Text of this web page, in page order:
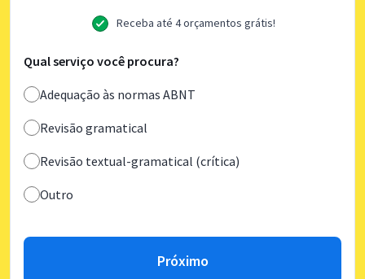
Receba até 4 orçamentos grátis!
Qual serviço você procura?
Adequação às normas ABNT
Revisão gramatical
Revisão textual-gramatical (crítica)
Outro
Próximo